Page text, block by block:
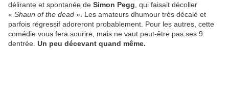
délirante et spontanée de Simon Pegg , qui faisait décoller
« Shaun of the dead ». Les amateurs dhumour très décalé et
parfois régressif adoreront probablement. Pour les autres, cette
comédie vous fera sourire, mais ne vaut peut-être pas ses 9
dentrée. Un peu décevant quand même.